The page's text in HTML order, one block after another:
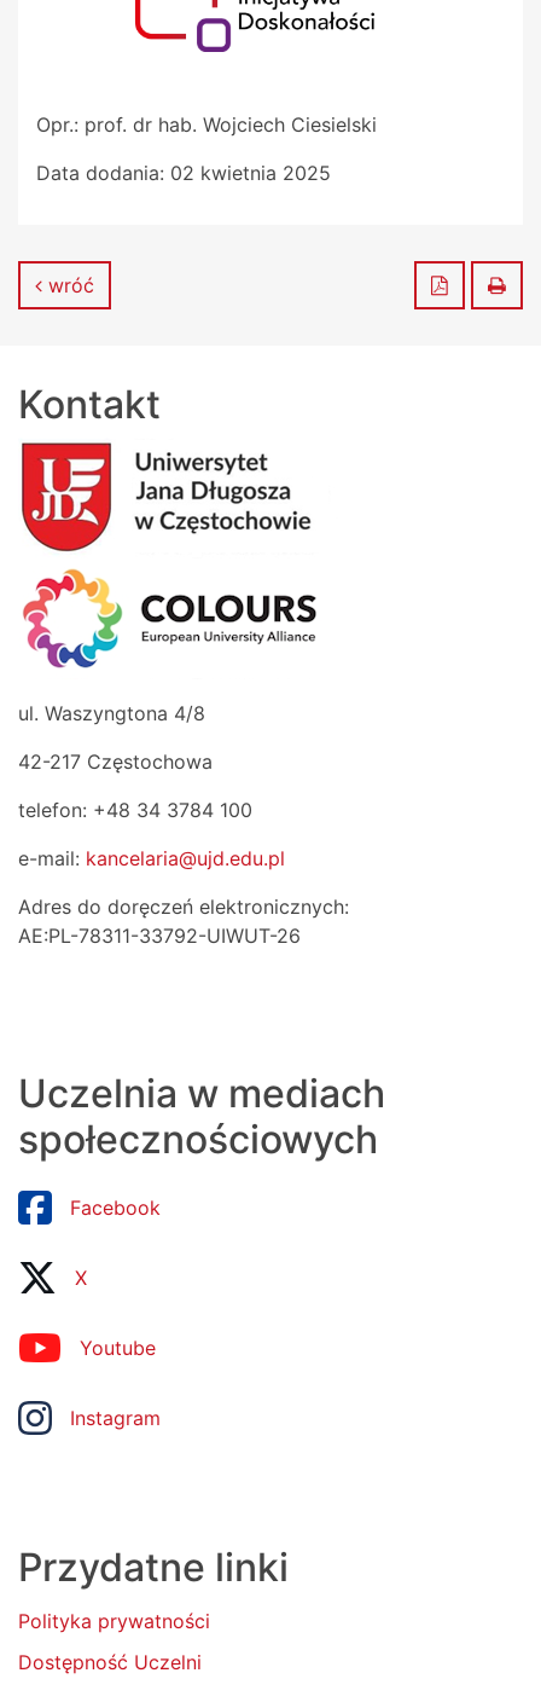
Opr.: prof. dr hab. Wojciech Ciesielski
Data dodania: 02 kwietnia 2025
wróć Zapisz do
Kontakt
ul. Waszyngtona 4/8
42-217 Częstochowa
telefon: +48 34 3784 100
e-mail: kancelaria@ujd.edu.pl
Adres do doręczeń elektronicznych:
AE:PL-78311-33792-UIWUT-26
Uczelnia w mediach
społecznościowych
Facebook
X
Youtube
Instagram
Przydatne linki
Polityka prywatności
Dostępność Uczelni